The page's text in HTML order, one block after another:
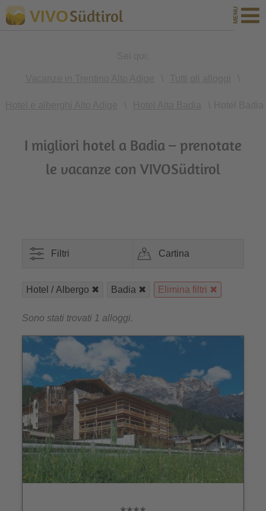
VIVOSüdtirol
I migliori hotel a Badia – prenotate
le vacanze con VIVOSüdtirol
Filtri Cartina
Hotel / Albergo Badia Elimina filtri
Sono stati trovati 1 alloggi.